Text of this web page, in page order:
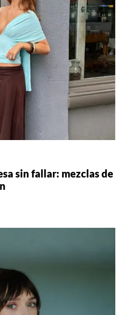
sin fallar: mezclas de